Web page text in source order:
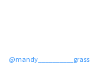
@mandy__________grass